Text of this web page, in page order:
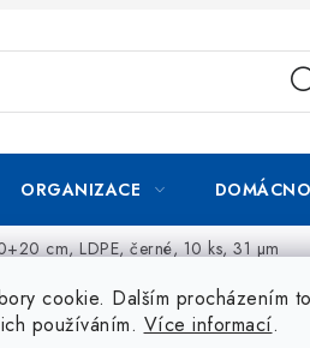
cookie. Dalším procházením
používáním. Více informací.
ORGANIZACE
cm, LDPE, černé, 10 ks, 31 µm